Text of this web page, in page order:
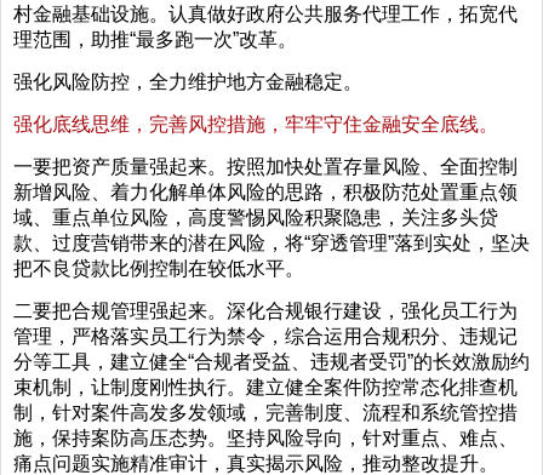
村金融基础设施。认真做好政府公共服务代理工作，拓宽代
理范围，助推“最多跑一次”改革。
强化风险防控，全力维护地方金融稳定。
强化底线思维，完善风控措施，牢牢守住金融安全底线。
一要把资产质量强起来。按照加快处置存量风险、全面控制
新增风险、着力化解单体风险的思路，积极防范处置重点领
域、重点单位风险，高度警惕风险积聚隐患，关注多头贷
款、过度营销带来的潜在风险，将“穿透管理”落到实处，坚决
把不良贷款比例控制在较低水平。
二要把合规管理强起来。深化合规银行建设，强化员工行为
管理，严格落实员工行为禁令，综合运用合规积分、违规记
分等工具，建立健全“合规者受益、违规者受罚”的长效激励约
束机制，让制度刚性执行。建立健全案件防控常态化排查机
制，针对案件高发多发领域，完善制度、流程和系统管控措
施，保持案防高压态势。坚持风险导向，针对重点、难点、
痛点问题实施精准审计，真实揭示风险，推动整改提升。